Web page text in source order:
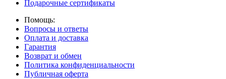
Подарочные сертификаты
Помощь:
Вопросы и ответы
Оплата и доставка
Гарантия
Возврат и обмен
Политика конфиденциальности
Публичная оферта